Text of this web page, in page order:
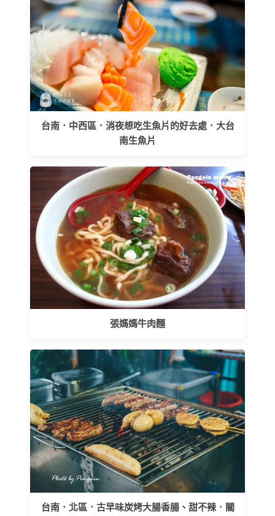
台南．中西區．消夜想吃生魚片的好去處．大台
南生魚片
張媽媽牛肉麵
台南．北區．古早味炭烤大腸香腸、甜不辣．關